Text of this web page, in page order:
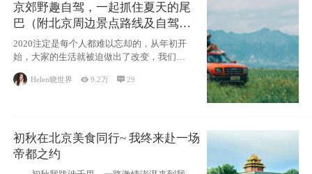
京郊野趣自驾，一起抓住夏天的尾
巴（附北京周边景点路线及自驾攻
略）
2020注定是每个人都难以忘却的，从年初开
始，大家的生活就被迫做出了改变，我们也
不例外。本来双双辞职是为
Helen晓世界 9.2万 29
初秋在北京美食同行~ 我终来赴一场
帝都之约